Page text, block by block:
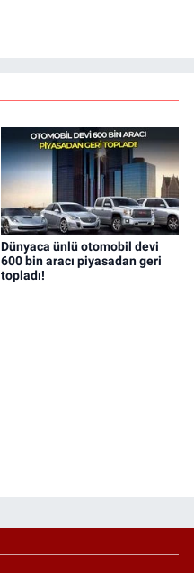
Dünyaca ünlü otomobil devi
600 bin aracı piyasadan geri
topladı!